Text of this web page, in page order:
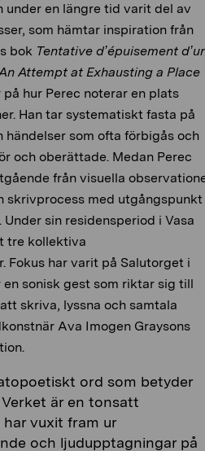
under en längre tid varit del av
som hämtar inspiration från
bok Tentative d’épuisement
Attempt at Exhausting a Place
hur Perec noterar en plats
Han tar systematiskt fasta på
händelser som ofta förbigås och
och oberättade. Medan Perec
från visuella
skrivprocess med utgångspunkt
sin residensperiod i Vasa
tre kollektiva
Fokus har varit på Salutorget i
en sonisk gest som riktar sig till
skriva, lyssna och samtala
Ava Imogen Graysons
ord som betyder
är en tonsatt
vuxit fram ur
och ljudupptagningar på